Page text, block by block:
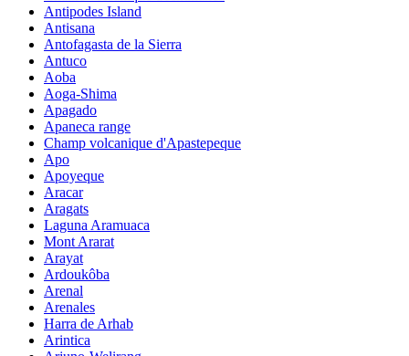
Antipodes Island
Antisana
Antofagasta de la Sierra
Antuco
Aoba
Aoga-Shima
Apagado
Apaneca range
Champ volcanique d'Apastepeque
Apo
Apoyeque
Aracar
Aragats
Laguna Aramuaca
Mont Ararat
Arayat
Ardoukôba
Arenal
Arenales
Harra de Arhab
Arintica